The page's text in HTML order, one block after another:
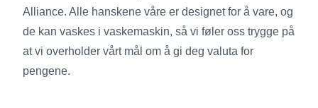
Alliance. Alle hanskene våre er designet for å vare, og
de kan vaskes i vaskemaskin, så vi føler oss trygge på
at vi overholder vårt mål om å gi deg valuta for
pengene.